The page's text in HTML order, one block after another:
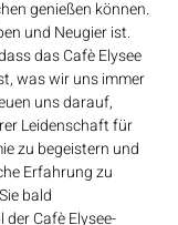
genießen können.
und Neugier ist.
das Cafè Elysee
was wir uns immer
uns darauf,
Leidenschaft für
zu begeistern und
Erfahrung zu
bald
Cafè Elysee-